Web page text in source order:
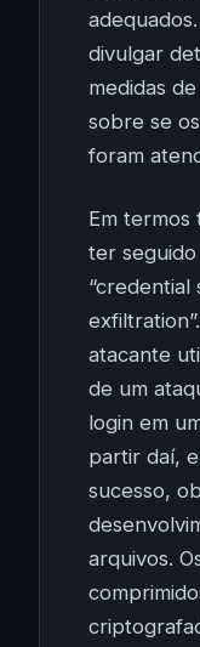
divulgar
medidas
sobre se
foram
Em termos
ter
“credential
atacante
de um
login em
partir daí,
sucesso,
arquivos.